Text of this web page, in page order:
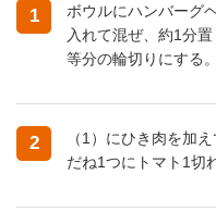
1
ボウルにハンバーグ
入れて混ぜ、約1分
等分の輪切りにする。
2
（1）にひき肉を加
だね1つにトマト1切